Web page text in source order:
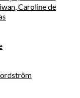
Caroline de